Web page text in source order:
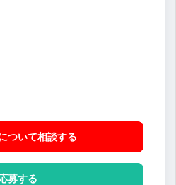
ついて相談する
募する